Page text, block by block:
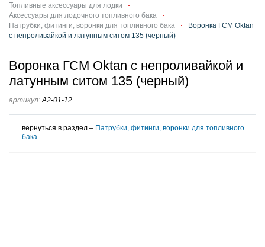
Топливные аксессуары для лодки
Аксессуары для лодочного топливного бака
Патрубки, фитинги, воронки для топливного бака
Воронка ГСМ Oktan
с непроливайкой и латунным ситом 135 (черный)
Воронка ГСМ Oktan с непроливайкой и
латунным ситом 135 (черный)
артикул: А2-01-12
вернуться в раздел – Патрубки, фитинги, воронки для топливного
бака